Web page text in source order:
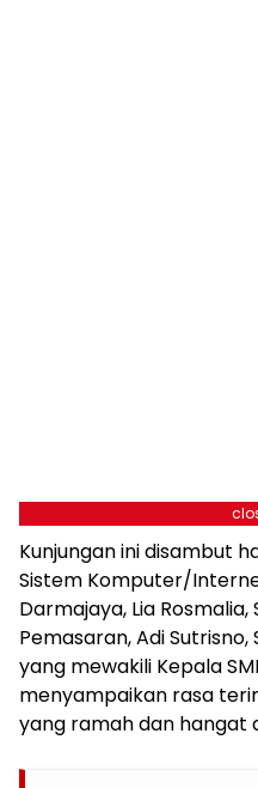
Kunjungan ini disambut
Sistem Komputer/
Darmajaya, Lia Rosmalia,
Pemasaran, Adi Sutrisno,
yang mewakili Kepala
menyampaikan rasa
yang ramah dan hangat